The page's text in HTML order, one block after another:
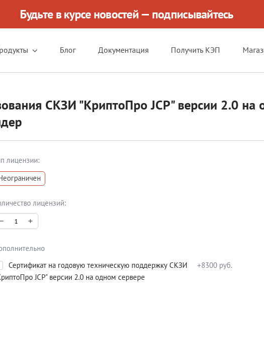
Будьте в курсе новостей — подписывайтесь
Блог Документация Получить КЭП
СКЗИ "КриптоПро JCP" версии 2.0 на
лицензии:
лицензий:
Сертификат на годовую техническую поддержку СКЗИ
JCP" версии 2.0 на одном сервере
+8300 руб.